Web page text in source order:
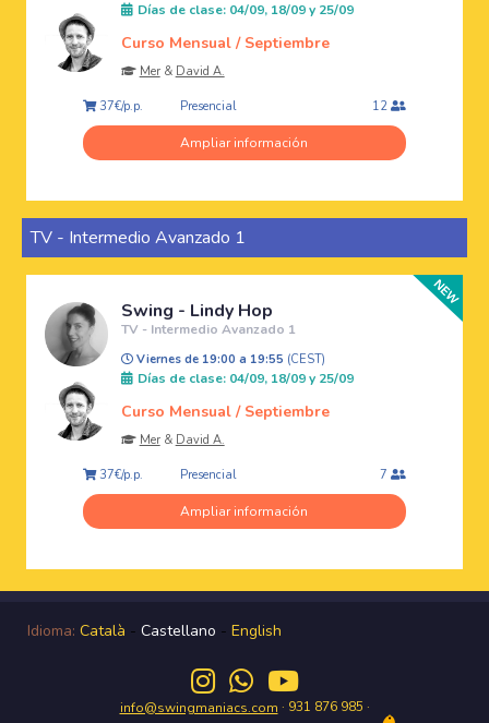
Días de clase: 04/09, 18/09 y 25/09
Curso Mensual / Septiembre
Mer& David A.
37€/p.p. Presencial 12
Ampliar información
TV - Intermedio Avanzado 1
Swing - Lindy Hop
TV - Intermedio Avanzado 1
Viernes de 19:00 a 19:55 (CEST)
Días de clase: 04/09, 18/09 y 25/09
Curso Mensual / Septiembre
Mer& David A.
37€/p.p. Presencial 7
Ampliar información
Idioma: Català - Castellano - English
info@swingmaniacs.com · 931 876 985 ·